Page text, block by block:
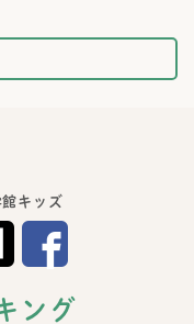
館キッズ
ング